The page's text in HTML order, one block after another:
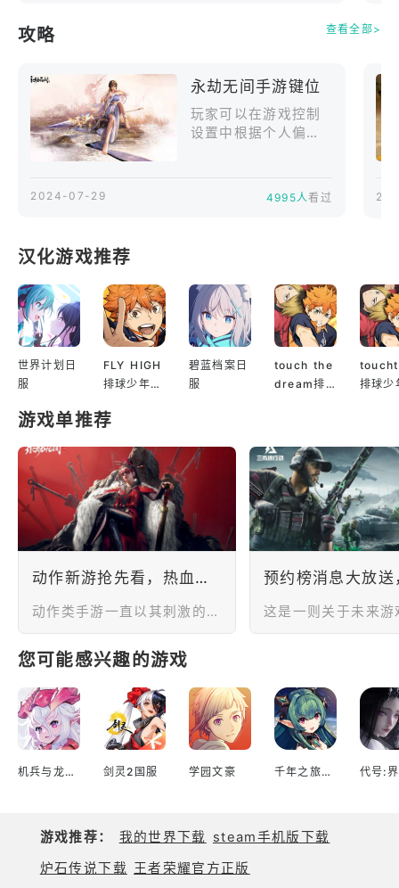
攻略 查看全部>
永劫无间手游键位
玩家可以在游戏控制
设置中根据个人偏好
面，大家可以通过“自
定义布局”这一功能来
的设置后，可以让游
戏键位充分契合个人
的战斗习惯。同时也
可以分享自己的键位
设置或者导入他人键
位设置。对于不习惯
置-操作布局-自定义
布局】中选择点击按
钮方案。设置为【点
击按钮方案】
2024-07-29 4995人看过
汉化游戏推荐
世界计划日
服
FLY HIGH
排球少年日
碧蓝档案日
服
touch the
dream排
排球少
游戏单推荐
动作新游抢先看，热血激斗再出发！
动作类手游一直以其刺激的战斗、精彩的动作和引人入胜的故事而深受玩家喜爱。无论您是喜欢挑战高难度的玩家还是享受动作冒险的游戏爱好者，动作类手游都能为您带来极致的游戏体验。动作类手游以其快节奏和高速动作而闻名。玩家可以在游戏中体验到刺激的战斗节奏，快速的反应和精准的操作成为了胜利的关键。从近身格斗到高速射击，每一个动作都让玩家感受到无与伦比的紧张和充实。今天就给大家带来几款新鲜出炉的动作手游，一起燃爆你的夏天！
您可能感兴趣的游戏
机兵与龙日服 剑灵2国服 学园文豪 千年之旅台服 代号:界
游戏推荐： 我的世界下载
steam手机版下载
炉石传说下载 王者荣耀官方正版